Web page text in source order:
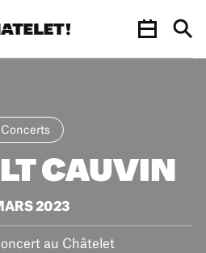
Concerts
CAUVIN
2023
au Châtelet